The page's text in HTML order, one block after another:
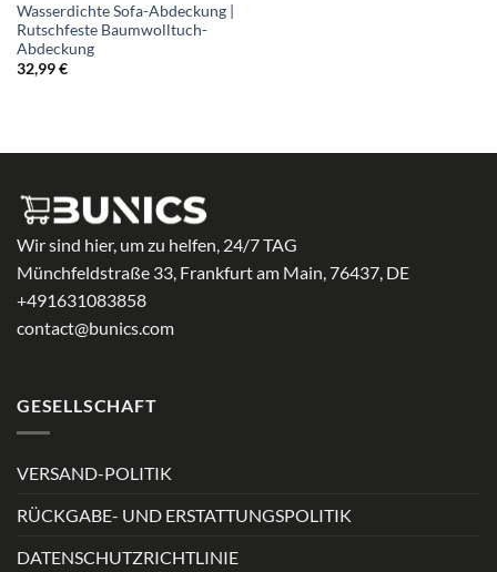
Wasserdichte Sofa-Abdeckung |
Rutschfeste Baumwolltuch-
Abdeckung
32,99€
Wir sind hier, um zu helfen, 24/7 TAG
Münchfeldstraße 33, Frankfurt am Main, 76437, DE
+491631083858
contact@bunics.com
GESELLSCHAFT
VERSAND-POLITIK
RÜCKGABE- UND ERSTATTUNGSPOLITIK
DATENSCHUTZRICHTLINIE